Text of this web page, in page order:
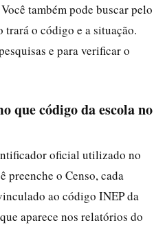
também pode buscar pelo
trará o código e a situação.
e para verificar o
que código da escola no
oficial utilizado no
preenche o Censo, cada
ao código INEP da
aparece nos relatórios do